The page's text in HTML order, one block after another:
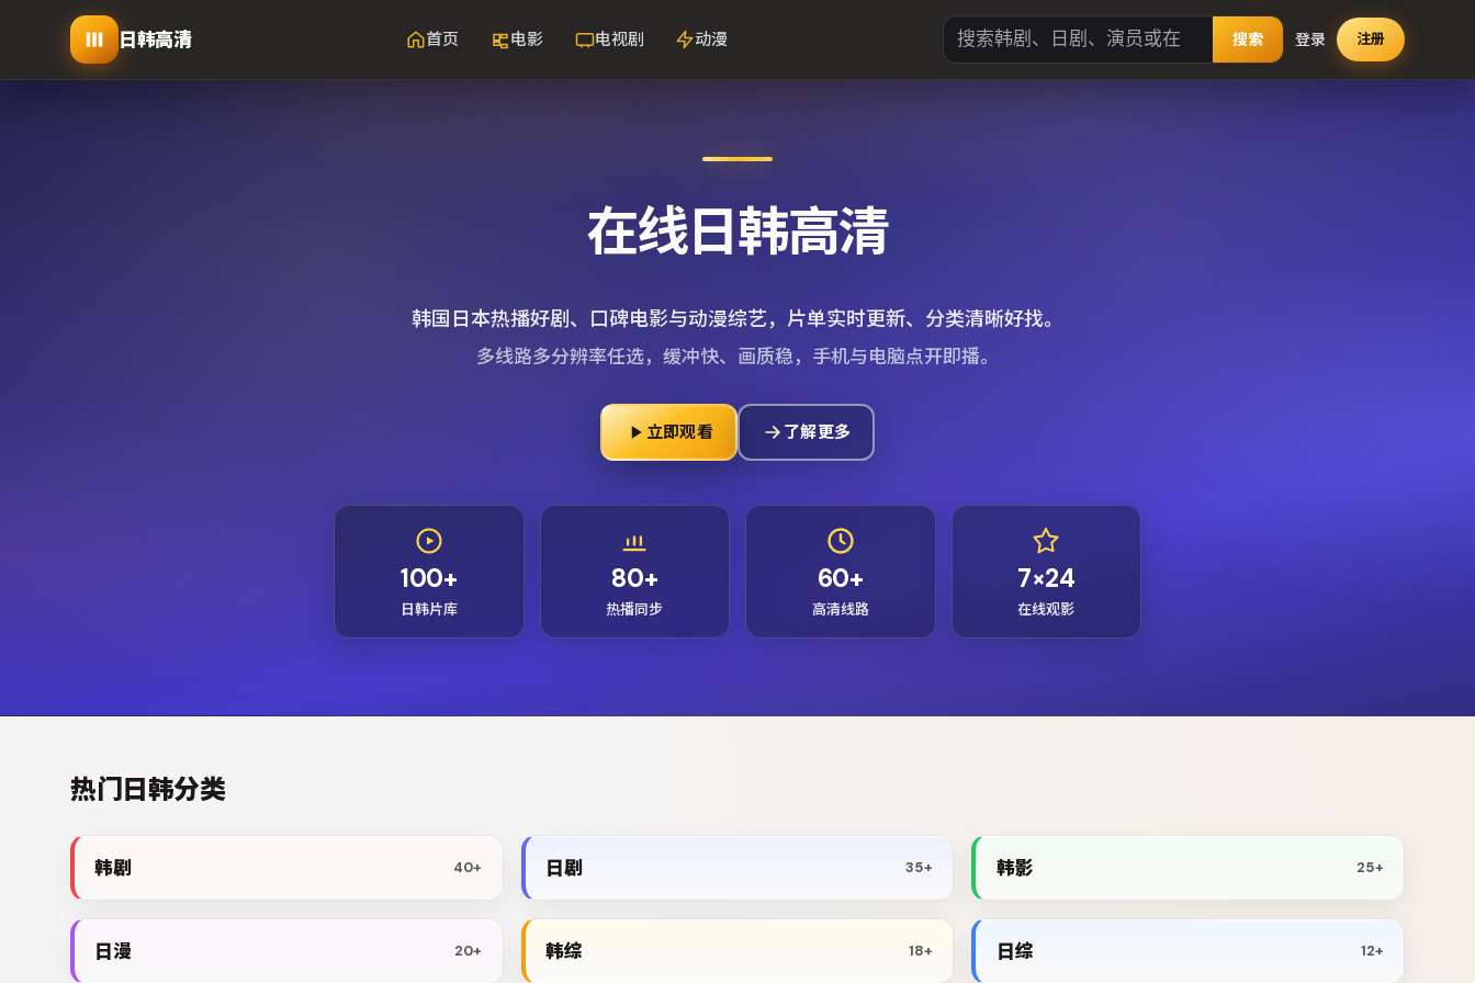
日韩高清 首页 电影 电视剧 动漫 搜索 登录 注册
在线日韩高清
韩国日本热播好剧、口碑电影与动漫综艺，片单实时更新、分类清晰好找。
多线路多分辨率任选，缓冲快、画质稳，手机与电脑点开即播。
立即观看 了解更多
100+
日韩片库
80+
热播同步
60+
高清线路
7×24
在线观影
热门日韩分类
韩剧 40+ 日剧 35+ 韩影 25+
日漫 20+ 韩综 18+ 日综 12+